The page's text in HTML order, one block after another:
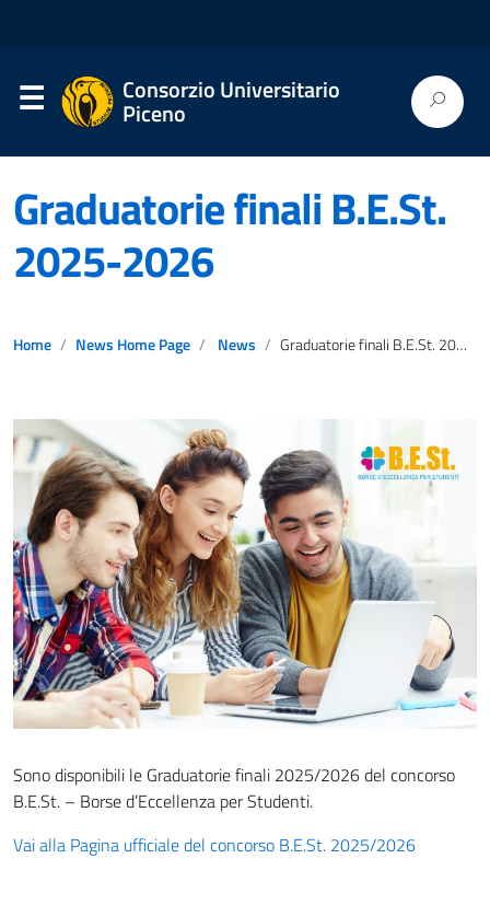
Consorzio Universitario
Piceno
Graduatorie finali B.E.St.
2025-2026
Home News Home Page News Graduatorie finali B.E.St. 2025-2026
Sono disponibili le Graduatorie finali 2025/2026 del concorso
B.E.St. – Borse d’Eccellenza per Studenti.
Vai alla Pagina ufficiale del concorso B.E.St. 2025/2026